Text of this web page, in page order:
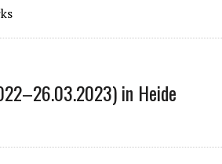
in Heide